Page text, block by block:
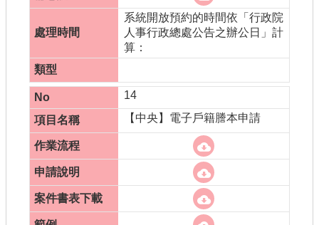
系統開放預約的時間依「行政院
人事行政總處公告之辦公日」計
算：
14
【中央】電子戶籍謄本申請